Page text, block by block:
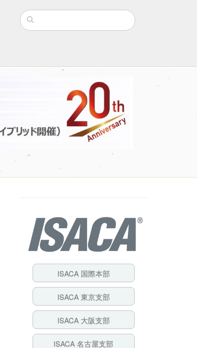
ISACA 国際本部
ISACA 東京支部
ISACA 大阪支部
ISACA 名古屋支部